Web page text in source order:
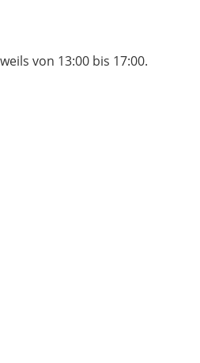
von 13:00 bis 17:00.